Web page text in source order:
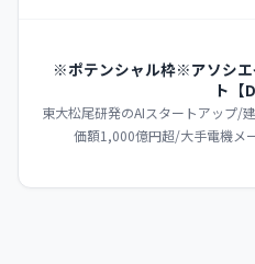
※ポテンシャル枠※アソシエ
ト【
東大松尾研発のAIスタートアップ/
価額1,000億円超/大手電機メ